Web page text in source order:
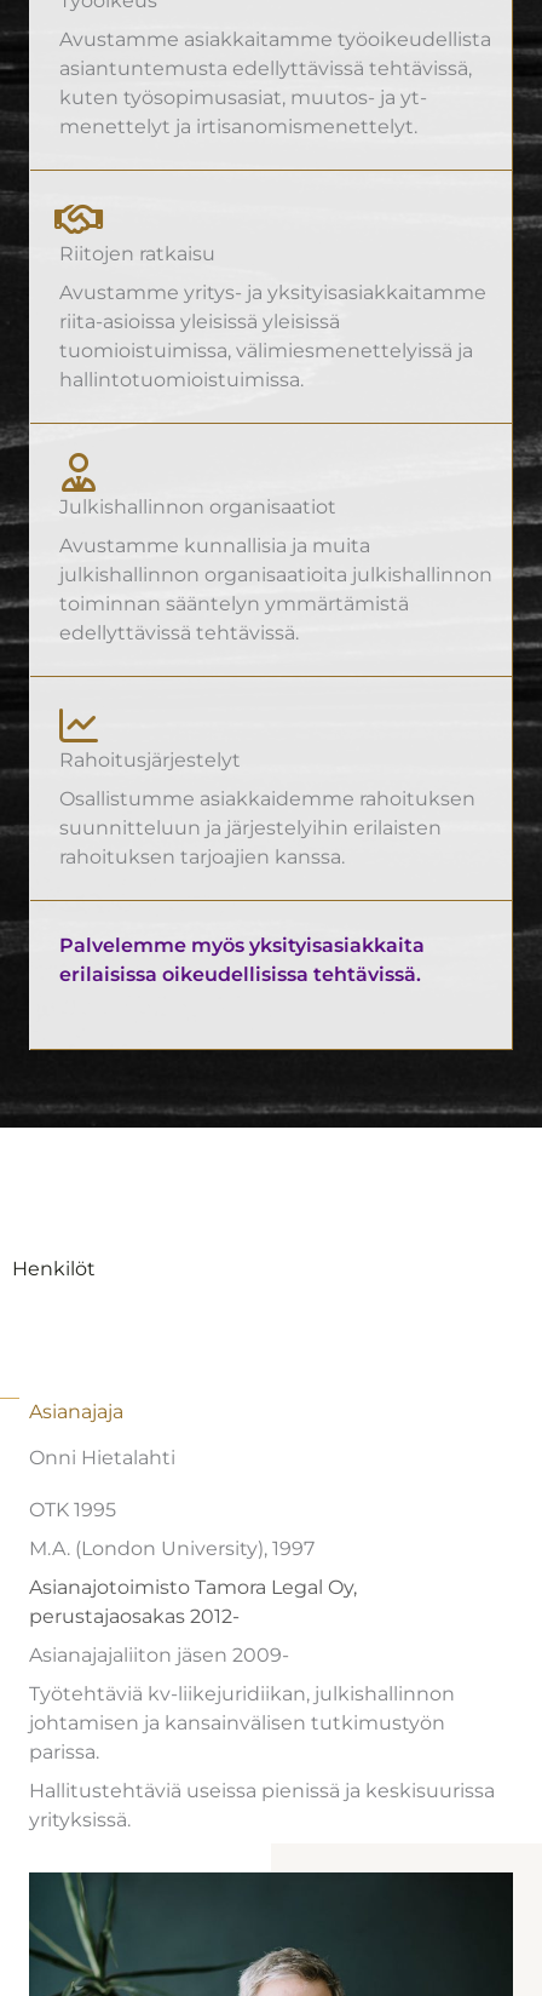
Avustamme asiakkaitamme työoikeudellista
asiantuntemusta edellyttävissä tehtävissä,
kuten työsopimusasiat, muutos- ja yt-
menettelyt ja irtisanomismenettelyt.
Riitojen ratkaisu
Avustamme yritys- ja yksityisasiakkaitamme
riita-asioissa yleisissä yleisissä
tuomioistuimissa, välimiesmenettelyissä ja
hallintotuomioistuimissa.
Julkishallinnon organisaatiot
Avustamme kunnallisia ja muita
julkishallinnon organisaatioita julkishallinnon
toiminnan sääntelyn ymmärtämistä
edellyttävissä tehtävissä.
Rahoitusjärjestelyt
Osallistumme asiakkaidemme rahoituksen
suunnitteluun ja järjestelyihin erilaisten
rahoituksen tarjoajien kanssa.
Palvelemme myös yksityisasiakkaita
erilaisissa oikeudellisissa tehtävissä.
Henkilöt
Asianajaja
Onni Hietalahti
OTK 1995
M.A. (London University), 1997
Asianajotoimisto Tamora Legal Oy,
perustajaosakas 2012-
Asianajajaliiton jäsen 2009-
Työtehtäviä kv-liikejuridiikan, julkishallinnon
johtamisen ja kansainvälisen tutkimustyön
parissa.
Hallitustehtäviä useissa pienissä ja keskisuurissa
yrityksissä.